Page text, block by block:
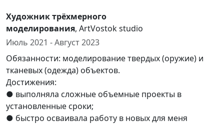
Художник трёхмерного
моделирования, ArtVostok studio
Июль 2021 - Август 2023
Обязанности: моделирование твердых (оружие) и
тканевых (одежда) объектов.
Достижения:
● выполняла сложные объемные проекты в
установленные сроки;
● быстро осваивала работу в новых для меня